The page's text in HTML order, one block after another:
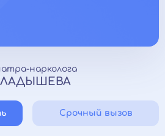
нарколога
Срочный вызов